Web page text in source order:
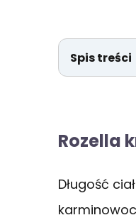
Spis treści
Rozella
Długość